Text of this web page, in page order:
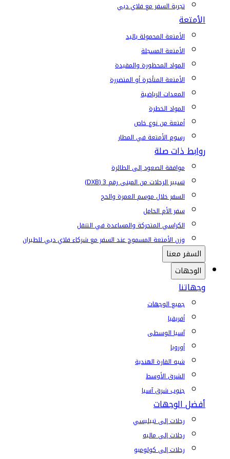
تجربة السفر مع فلاي دبي
الأمتعة
الأمتعة المحمولة باليد
الأمتعة المسجلة
المواد المحظورة والمقيدة
الأمتعة المتأخرة أو المتضررة
المعدات الرياضية
المواد الخطرة
أمتعة من نوع خاص
رسوم الأمتعة في المطار
روابط ذات صلة
موافقة الصعود إلى الطائرة
تسيير الرحلات من المبنى رقم 3 (DXB)
السفر خلال موسم العمرة والحج
سفر الأم الحامل
الكراسي المتحركة والمساعدة في التنقل
وزن الأمتعة المسموح عند السفر مع شركاء فلاي دبي للطيران
السفر معنا
الوجهات
وجهاتنا
جميع الوجهات
أفريقيا
آسيا الوسطى
أوروبا
شبه القارة الهندية
الشرق الأوسط
جنوب شرق آسيا
أفضل الوجهات
رحلات إلى تبيليسي
رحلات إلى ماليه
رحلات إلى كولومبو